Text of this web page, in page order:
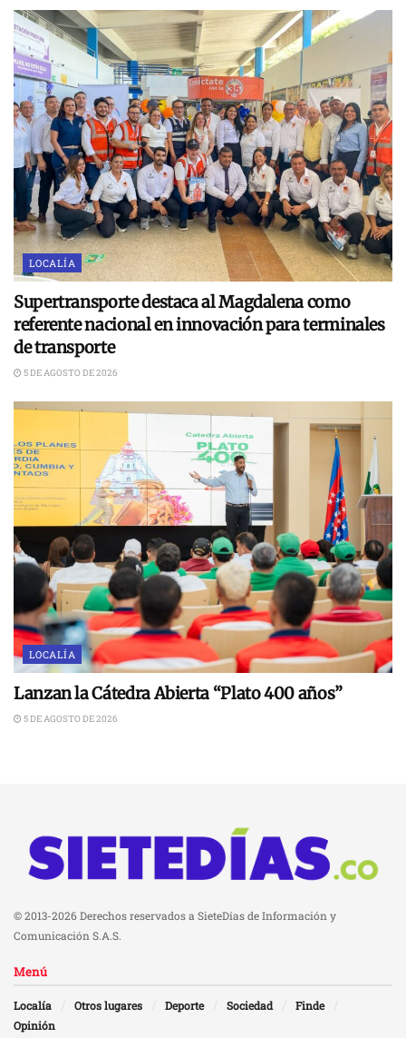
LOCALÍA
Supertransporte destaca al Magdalena como
referente nacional en innovación para terminales
de transporte
5 DE AGOSTO DE 2026
LOCALÍA
Lanzan la Cátedra Abierta “Plato 400 años”
5 DE AGOSTO DE 2026
© 2013-2026 Derechos reservados a SieteDías de Información y
Comunicación S.A.S.
Menú
Localía Otros lugares Deporte Sociedad
Finde
Opinión